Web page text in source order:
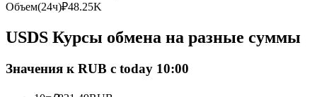
Присоединяйтесь к лучшим трейдерам
Объем(24ч)₽48.25K
USDS Курсы обмена на разные суммы
Значения к RUB с today 10:00